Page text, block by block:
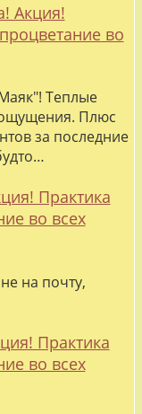
Акция!
во
Теплые
Плюс
за последние
Практика
во всех
на почту,
Практика
во всех